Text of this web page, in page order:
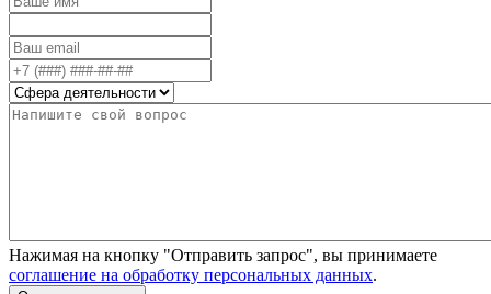
Нажимая на кнопку "Отправить запрос", вы принимаете
соглашение на обработку персональных данных.